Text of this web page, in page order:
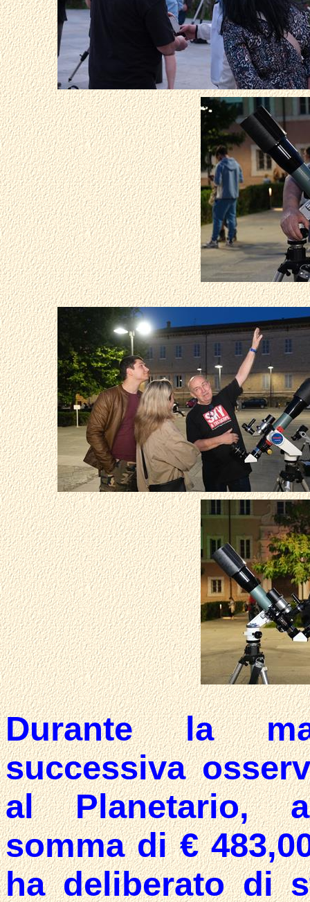
Durante la
successiva
al Planetario,
somma di €
ha deliberato di